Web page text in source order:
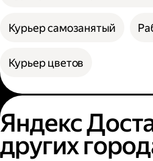
Курьер самозанятый
Курьер цветов
Яндекс
других